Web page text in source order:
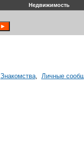
Недвижимость
Знакомства, Личные